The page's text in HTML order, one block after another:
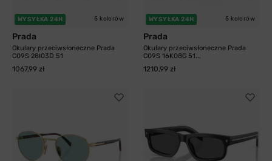
WYSYŁKA 24H 5 kolorów
Prada
Okulary przeciwsłoneczne Prada
C09S 28I03D 51
1067,99 zł
WYSYŁKA 24H 5 kolorów
Prada
Okulary przeciwsłoneczne Prada
C09S 16K08G 51...
1210,99 zł